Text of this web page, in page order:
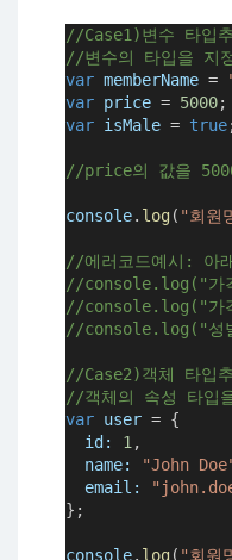
//Case1)변수 타입
//변수의 타입을 지
var memberName =
var price = 5000;
var isMale = true
//price의 값을 5000
console. log( "회원
//에러코드예시: 아
//console.log("가
//console.log("가
//console.log("성
//Case2)객체 타입
//객체의 속성 타입
var user = {
id : 1 ,
name: "John
email :
};
console. log( "회원